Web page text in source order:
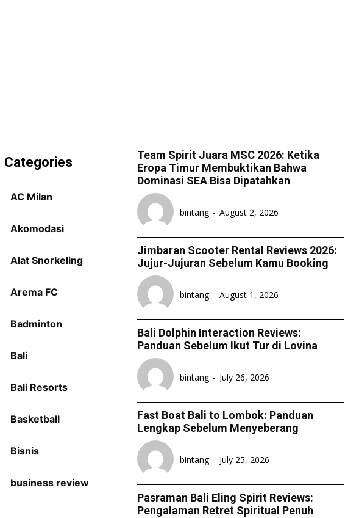
Categories
AC Milan
Akomodasi
Alat Snorkeling
Arema FC
Badminton
Bali
Bali Resorts
Basketball
Bisnis
business review
Team Spirit Juara MSC 2026: Ketika
Eropa Timur Membuktikan Bahwa
Dominasi SEA Bisa Dipatahkan
bintang - August 2, 2026
Jimbaran Scooter Rental Reviews 2026:
Jujur-Jujuran Sebelum Kamu Booking
bintang - August 1, 2026
Bali Dolphin Interaction Reviews:
Panduan Sebelum Ikut Tur di Lovina
bintang - July 26, 2026
Fast Boat Bali to Lombok: Panduan
Lengkap Sebelum Menyeberang
bintang - July 25, 2026
Pasraman Bali Eling Spirit Reviews:
Pengalaman Retret Spiritual Penuh